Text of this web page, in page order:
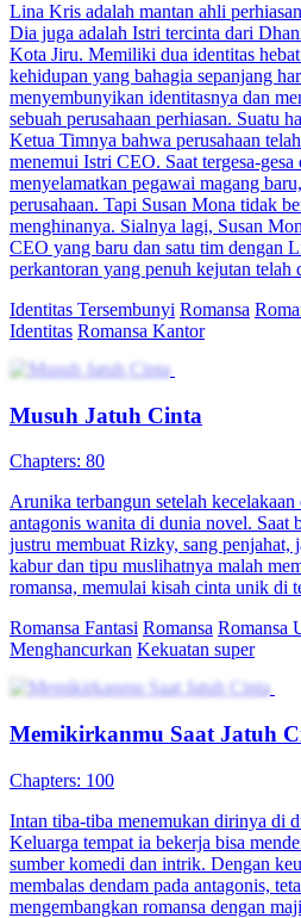
Lina Kris adalah mantan ahli
Dia juga adalah Istri tercinta dari
Kota Jiru. Memiliki dua identitas
kehidupan yang bahagia sepanjang
menyembunyikan identitasnya dan
sebuah perusahaan perhiasan. Suatu
Ketua Timnya bahwa perusahaan
menemui Istri CEO. Saat tergesa-gesa
menyelamatkan pegawai magang
perusahaan. Tapi Susan Mona tidak
menghinanya. Sialnya lagi, Susan
CEO yang baru dan satu tim dengan
perkantoran yang penuh kejutan telah
Identitas Tersembunyi Romansa
Identitas Romansa Kantor
Musuh Jatuh Cinta
Chapters: 80
Arunika terbangun setelah
antagonis wanita di dunia novel. Saat
justru membuat Rizky, sang penjahat,
kabur dan tipu muslihatnya malah
romansa, memulai kisah cinta unik di
Romansa Fantasi Romansa Romansa
Menghancurkan Kekuatan super
Memikirkanmu Saat Jatuh
Chapters: 100
Intan tiba-tiba menemukan dirinya di
Keluarga tempat ia bekerja bisa
sumber komedi dan intrik. Dengan
membalas dendam pada antagonis,
mengembangkan romansa dengan